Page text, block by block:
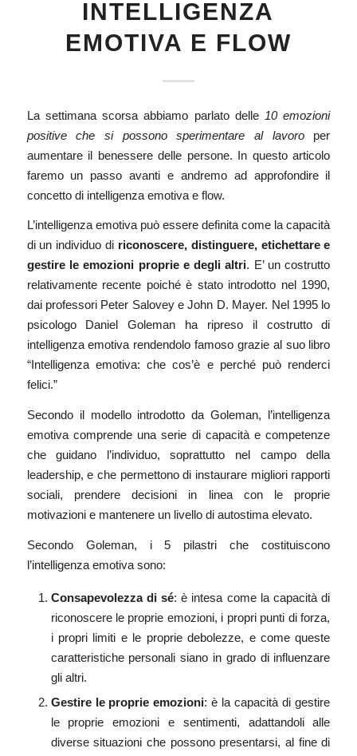
INTELLIGENZA
EMOTIVA E FLOW
La settimana scorsa abbiamo parlato delle 10 emozioni
positive che si possono sperimentare al lavoroper
aumentare il benessere delle persone. In questo articolo
faremo un passo avanti e andremo ad approfondire il
concetto di intelligenza emotiva e flow.
L’intelligenza emotiva può essere definita come la capacità
di un individuo di riconoscere, distinguere, etichettare e
gestire le emozioni proprie e degli altri. E’ un costrutto
relativamente recente poiché è stato introdotto nel 1990,
dai professori Peter Salovey e John D. Mayer. Nel 1995 lo
psicologo Daniel Goleman ha ripreso il costrutto di
intelligenza emotiva rendendolo famoso grazie al suo libro
“Intelligenza emotiva: che cos’è e perché può renderci
felici.”
Secondo il modello introdotto da Goleman, l’intelligenza
emotiva comprende una serie di capacità e competenze
che guidano l’individuo, soprattutto nel campo della
leadership, e che permettono di instaurare migliori rapporti
sociali, prendere decisioni in linea con le proprie
motivazioni e mantenere un livello di autostima elevato.
Secondo Goleman, i 5 pilastri che costituiscono
l’intelligenza emotiva sono:
Consapevolezza di sé: è intesa come la capacità di
riconoscere le proprie emozioni, i propri punti di forza,
i propri limiti e le proprie debolezze, e come queste
caratteristiche personali siano in grado di influenzare
gli altri.
Gestire le proprie emozioni: è la capacità di gestire
le proprie emozioni e sentimenti, adattandoli alle
diverse situazioni che possono presentarsi, al fine di